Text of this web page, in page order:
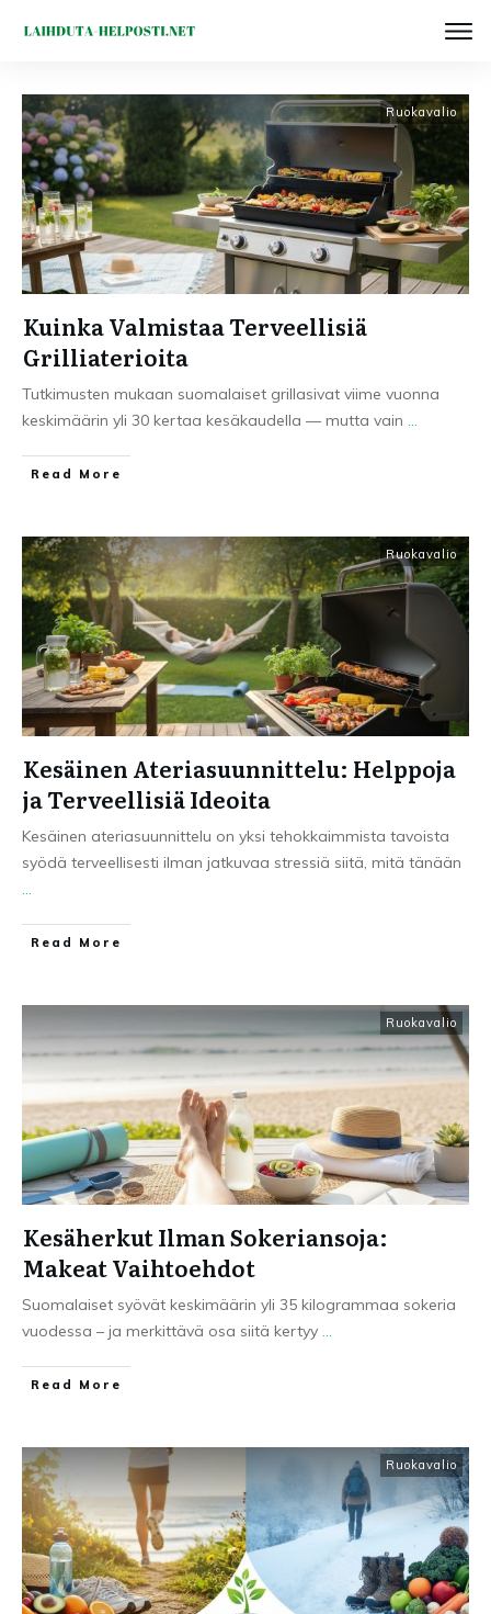
Ruokavalio
Kuinka Valmistaa Terveellisiä
Grilliaterioita
Tutkimusten mukaan suomalaiset grillasivat viime vuonna
keskimäärin yli 30 kertaa kesäkaudella — mutta vain ...
Read More
Ruokavalio
Kesäinen Ateriasuunnittelu: Helppoja
ja Terveellisiä Ideoita
Kesäinen ateriasuunnittelu on yksi tehokkaimmista tavoista
syödä terveellisesti ilman jatkuvaa stressiä siitä, mitä tänään
...
Read More
Ruokavalio
Kesäherkut Ilman Sokeriansoja:
Makeat Vaihtoehdot
Suomalaiset syövät keskimäärin yli 35 kilogrammaa sokeria
vuodessa – ja merkittävä osa siitä kertyy ...
Read More
Ruokavalio